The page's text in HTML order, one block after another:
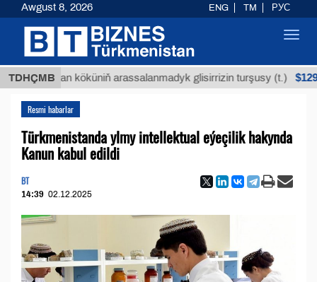
TDHÇMB
Buýan köküniň arassalanmadyk glisirrizin turşusy (t.) $12935,18
Resmi habarlar
Türkmenistanda ylmy intellektual eýeçilik hakynda
Kanun kabul edildi
BT
14:39 02.12.2025
Awgust 8, 2026 ENG TM РУС